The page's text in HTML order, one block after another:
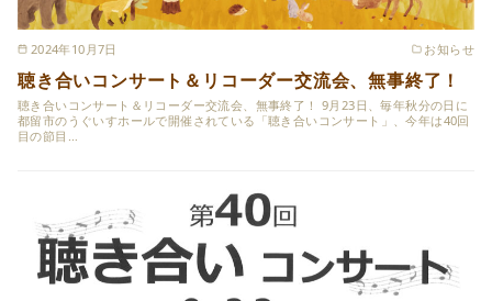
2024年10月7日 お知らせ
聴き合いコンサート＆リコーダー交流会、無事終了！
聴き合いコンサート＆リコーダー交流会、無事終了！ 9月23日、毎年秋分の日に
都留市のうぐいすホールで開催されている「聴き合いコンサート」、今年は40回
目の節目…